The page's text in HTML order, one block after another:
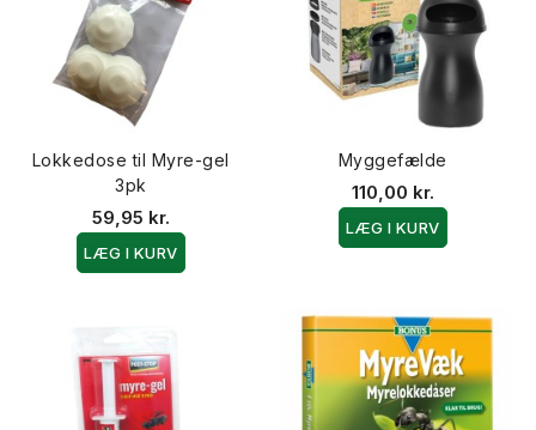
Lokkedose til Myre-gel
3pk
59,95 kr.
LÆG I KURV
Myggefælde
110,00 kr.
LÆG I KURV